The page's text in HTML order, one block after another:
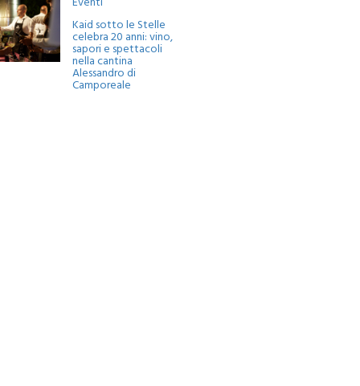
Eventi
Kaid sotto le Stelle
celebra 20 anni: vino,
sapori e spettacoli
nella cantina
Alessandro di
Camporeale